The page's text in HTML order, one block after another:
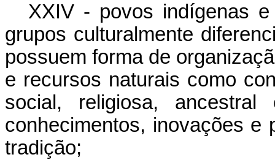
XXIV - povos indígenas
grupos culturalmente
possuem forma de
e recursos naturais como
social, religiosa,
conhecimentos, inovações e
tradição;